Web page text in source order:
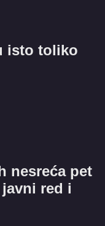
isto toliko
nesreća pet
red i